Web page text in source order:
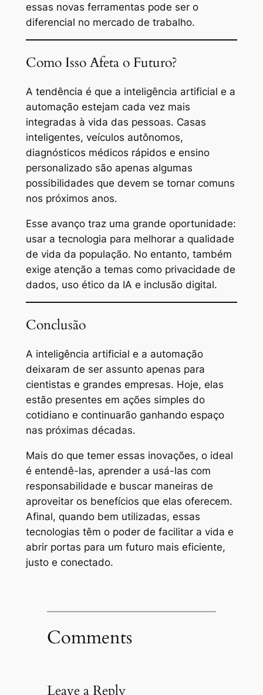
essas novas ferramentas pode ser o
diferencial no mercado de trabalho.
Como Isso Afeta o Futuro?
A tendência é que a inteligência artificial e a
automação estejam cada vez mais
integradas à vida das pessoas. Casas
inteligentes, veículos autônomos,
diagnósticos médicos rápidos e ensino
personalizado são apenas algumas
possibilidades que devem se tornar comuns
nos próximos anos.
Esse avanço traz uma grande oportunidade:
usar a tecnologia para melhorar a qualidade
de vida da população. No entanto, também
exige atenção a temas como privacidade de
dados, uso ético da IA e inclusão digital.
Conclusão
A inteligência artificial e a automação
deixaram de ser assunto apenas para
cientistas e grandes empresas. Hoje, elas
estão presentes em ações simples do
cotidiano e continuarão ganhando espaço
nas próximas décadas.
Mais do que temer essas inovações, o ideal
é entendê-las, aprender a usá-las com
responsabilidade e buscar maneiras de
aproveitar os benefícios que elas oferecem.
Afinal, quando bem utilizadas, essas
tecnologias têm o poder de facilitar a vida e
abrir portas para um futuro mais eficiente,
justo e conectado.
Comments
Leave a Reply